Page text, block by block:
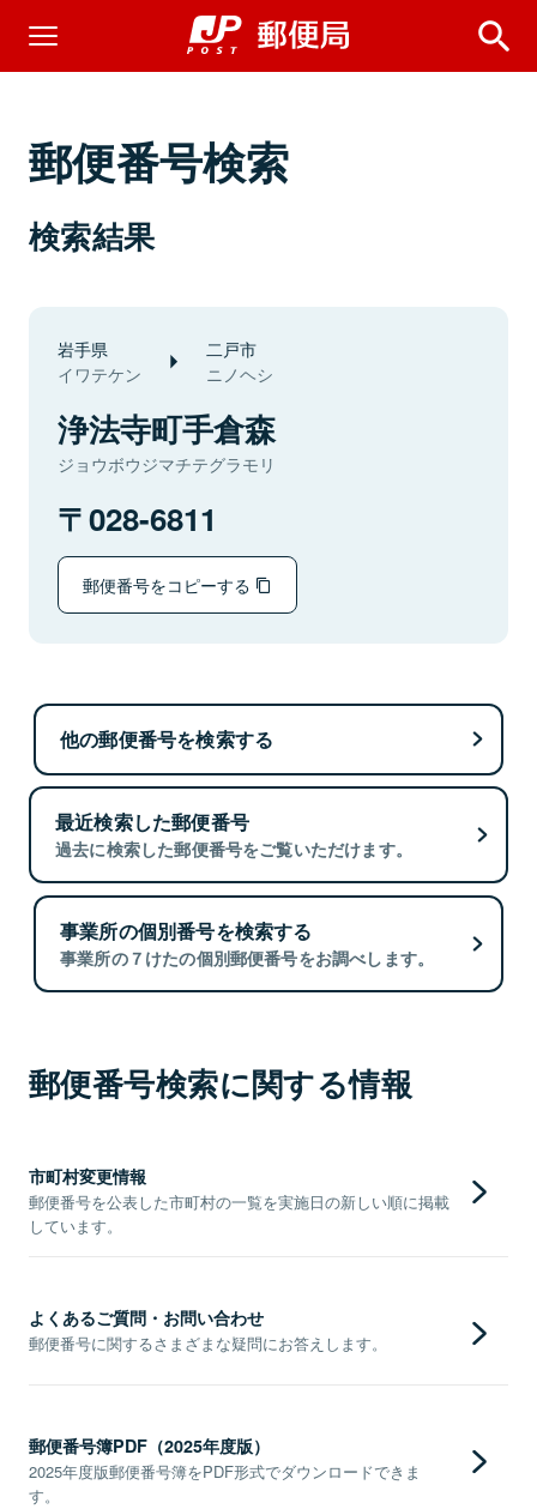
郵便番号検索
検索結果
岩手県
イワテケン
二戸市
ニノヘシ
浄法寺町手倉森
ジョウボウジマチテグラモリ
028-6811
郵便番号をコピーする
他の郵便番号を検索する
最近検索した郵便番号
過去に検索した郵便番号をご覧いただけます。
事業所の個別番号を検索する
事業所の７けたの個別郵便番号をお調べします。
郵便番号検索に関する情報
市町村変更情報
郵便番号を公表した市町村の一覧を実施日の新しい順に掲載
しています。
よくあるご質問・お問い合わせ
郵便番号に関するさまざまな疑問にお答えします。
郵便番号簿PDF（2025年度版）
2025年度版郵便番号簿をPDF形式でダウンロードできま
す。